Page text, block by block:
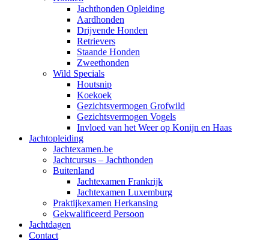
Jachthonden Opleiding
Aardhonden
Drijvende Honden
Retrievers
Staande Honden
Zweethonden
Wild Specials
Houtsnip
Koekoek
Gezichtsvermogen Grofwild
Gezichtsvermogen Vogels
Invloed van het Weer op Konijn en Haas
Jachtopleiding
Jachtexamen.be
Jachtcursus – Jachthonden
Buitenland
Jachtexamen Frankrijk
Jachtexamen Luxemburg
Praktijkexamen Herkansing
Gekwalificeerd Persoon
Jachtdagen
Contact